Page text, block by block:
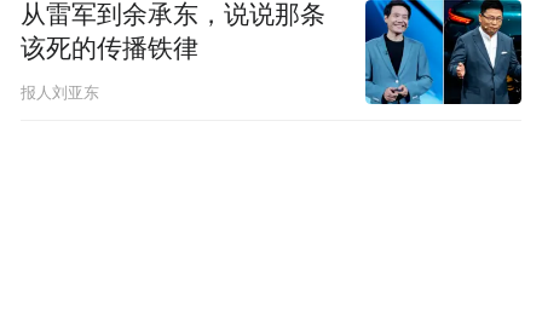
从雷军到余承东，说说那条
该死的传播铁律
报人刘亚东